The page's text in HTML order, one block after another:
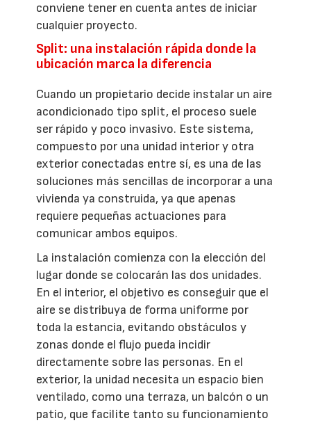
conviene tener en cuenta antes de iniciar
cualquier proyecto.
Split: una instalación rápida donde la
ubicación marca la diferencia
Cuando un propietario decide instalar un aire
acondicionado tipo split, el proceso suele
ser rápido y poco invasivo. Este sistema,
compuesto por una unidad interior y otra
exterior conectadas entre sí, es una de las
soluciones más sencillas de incorporar a una
vivienda ya construida, ya que apenas
requiere pequeñas actuaciones para
comunicar ambos equipos.
La instalación comienza con la elección del
lugar donde se colocarán las dos unidades.
En el interior, el objetivo es conseguir que el
aire se distribuya de forma uniforme por
toda la estancia, evitando obstáculos y
zonas donde el flujo pueda incidir
directamente sobre las personas. En el
exterior, la unidad necesita un espacio bien
ventilado, como una terraza, un balcón o un
patio, que facilite tanto su funcionamiento